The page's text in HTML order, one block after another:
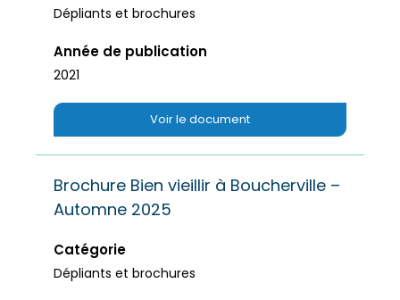
Dépliants et brochures
Année de publication
2021
Voir le document
Brochure Bien vieillir à Boucherville –
Automne 2025
Catégorie
Dépliants et brochures